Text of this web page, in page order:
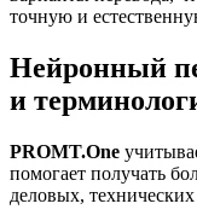
точную и
Нейронный
и
PROMT.One
помогает получать
деловых,